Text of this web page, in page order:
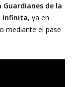
Guardianes de la
Infinita, ya en
mediante el pase